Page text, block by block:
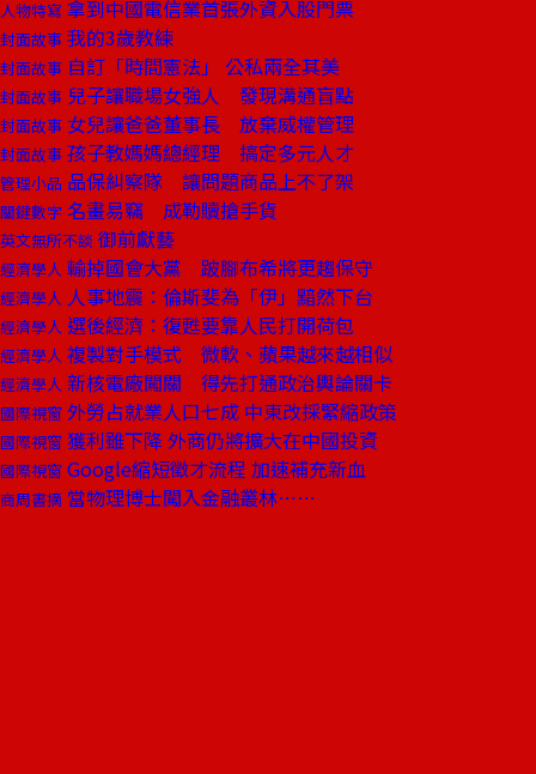
人物特寫 拿到中國電信業首張外資入股門票
封面故事 我的3歲教練
封面故事 自訂「時間憲法」 公私兩全其美
封面故事 兒子讓職場女強人 發現溝通盲點
封面故事 女兒讓爸爸董事長 放棄威權管理
封面故事 孩子教媽媽總經理 搞定多元人才
管理小品 品保糾察隊 讓問題商品上不了架
關鍵數字 名畫易竊 成勒贖搶手貨
英文無所不談 御前獻藝
經濟學人 輸掉國會大黨 跛腳布希將更趨保守
經濟學人 人事地震：倫斯斐為「伊」黯然下台
經濟學人 選後經濟：復甦要靠人民打開荷包
經濟學人 複製對手模式 微軟、蘋果越來越相似
經濟學人 新核電廠闖關 得先打通政治輿論關卡
國際視窗 外勞占就業人口七成 中東改採緊縮政策
國際視窗 獲利雖下降 外商仍將擴大在中國投資
國際視窗 Google縮短徵才流程 加速補充新血
商周書摘 當物理博士闖入金融叢林……